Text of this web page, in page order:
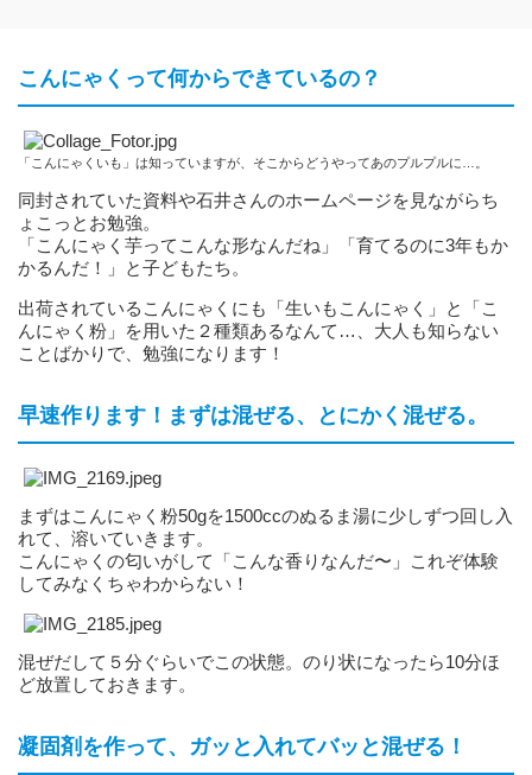
こんにゃくって何からできているの？
「こんにゃくいも」は知っていますが、そこからどうやってあのプルプルに…。
同封されていた資料や石井さんのホームページを見ながらち
ょこっとお勉強。
「こんにゃく芋ってこんな形なんだね」「育てるのに3年もか
かるんだ！」と子どもたち。
出荷されているこんにゃくにも「生いもこんにゃく」と「こ
んにゃく粉」を用いた２種類あるなんて…、大人も知らない
ことばかりで、勉強になります！
早速作ります！まずは混ぜる、とにかく混ぜる。
まずはこんにゃく粉50gを1500ccのぬるま湯に少しずつ回し入
れて、溶いていきます。
こんにゃくの匂いがして「こんな香りなんだ〜」これぞ体験
してみなくちゃわからない！
混ぜだして５分ぐらいでこの状態。のり状になったら10分ほ
ど放置しておきます。
凝固剤を作って、ガッと入れてバッと混ぜる！